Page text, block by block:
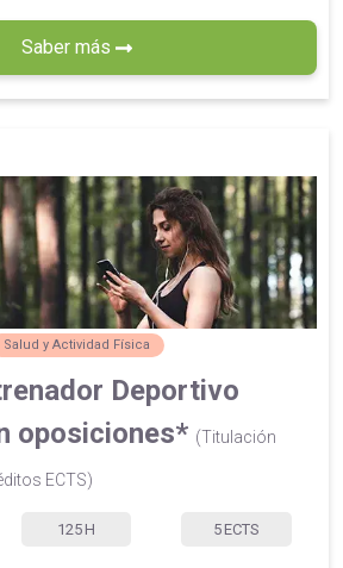
Saber más
Salud y Actividad Física
Deportivo
oposiciones* (Titulación
ECTS)
125 H 5 ECTS